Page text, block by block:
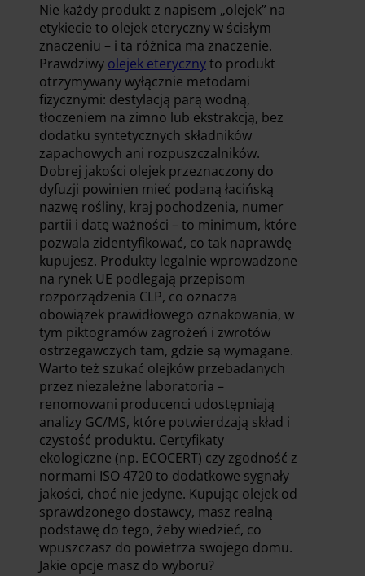
Nie każdy produkt z napisem „olejek” na
etykiecie to olejek eteryczny w ścisłym
znaczeniu – i ta różnica ma znaczenie.
Prawdziwy olejek eterycznyto produkt
otrzymywany wyłącznie metodami
fizycznymi: destylacją parą wodną,
tłoczeniem na zimno lub ekstrakcją, bez
dodatku syntetycznych składników
zapachowych ani rozpuszczalników.
Dobrej jakości olejek przeznaczony do
dyfuzji powinien mieć podaną łacińską
nazwę rośliny, kraj pochodzenia, numer
partii i datę ważności – to minimum, które
pozwala zidentyfikować, co tak naprawdę
kupujesz. Produkty legalnie wprowadzone
na rynek UE podlegają przepisom
rozporządzenia CLP, co oznacza
obowiązek prawidłowego oznakowania, w
tym piktogramów zagrożeń i zwrotów
ostrzegawczych tam, gdzie są wymagane.
Warto też szukać olejków przebadanych
przez niezależne laboratoria –
renomowani producenci udostępniają
analizy GC/MS, które potwierdzają skład i
czystość produktu. Certyfikaty
ekologiczne (np. ECOCERT) czy zgodność z
normami ISO 4720 to dodatkowe sygnały
jakości, choć nie jedyne. Kupując olejek od
sprawdzonego dostawcy, masz realną
podstawę do tego, żeby wiedzieć, co
wpuszczasz do powietrza swojego domu.
Jakie opcje masz do wyboru?